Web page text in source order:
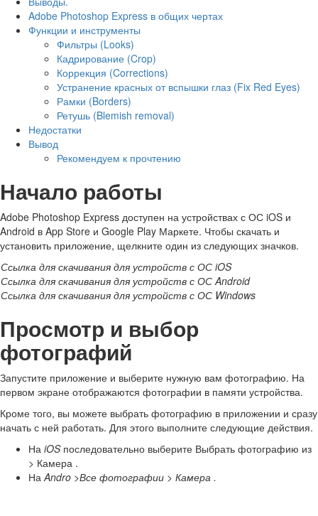
Adobe Photoshop Express в общих чертах
Функции и инструменты
Фильтры (Looks)
Кадрирование (Crop)
Коррекция (Corrections)
Устранение красных от вспышки глаз (Fix Red Eyes)
Рамки (Borders)
Ретушь (Blemish removal)
Недостатки
Вывод
Рекомендуем к прочтению
Начало работы
Adobe Photoshop Express доступен на устройствах с ОС iOS и
Android в App Store и Google Play Маркете. Чтобы скачать и
установить приложение, щелкните один из следующих значков.
Ссылка для скачивания для устройств с ОС iOS
Ссылка для скачивания для устройств с ОС Android
Ссылка для скачивания для устройств с ОС Windows
Просмотр и выбор
фотографий
Запустите приложение и выберите нужную вам фотографию. На
первом экране отображаются фотографии в памяти устройства.
Кроме того, вы можете выбрать фотографию в приложении и сразу
начать с ней работать. Для этого выполните следующие действия.
На iOSпоследовательно выберите Выбрать фотографию из
> Камера .
НаAndro >Все фотографии > Камера .